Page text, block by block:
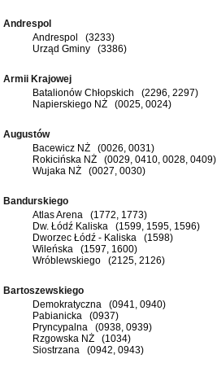
Andrespol
Andrespol (3233)
Urząd Gminy (3386)
Armii Krajowej
Batalionów Chłopskich (2296, 2297)
Napierskiego NŻ (0025, 0024)
Augustów
Bacewicz NŻ (0026, 0031)
Rokicińska NŻ (0029, 0410, 0028, 0409)
Wujaka NŻ (0027, 0030)
Bandurskiego
Atlas Arena (1772, 1773)
Dw. Łódź Kaliska (1599, 1595, 1596)
Dworzec Łódź - Kaliska (1598)
Wileńska (1597, 1600)
Wróblewskiego (2125, 2126)
Bartoszewskiego
Demokratyczna (0941, 0940)
Pabianicka (0937)
Pryncypalna (0938, 0939)
Rzgowska NŻ (1034)
Siostrzana (0942, 0943)